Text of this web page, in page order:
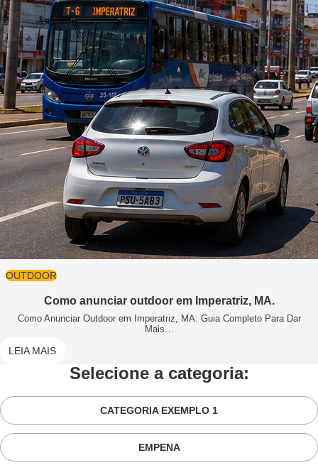
OUTDOOR
Como anunciar outdoor em Imperatriz, MA.
Como Anunciar Outdoor em Imperatriz, MA: Guia Completo Para Dar
Mais…
LEIA MAIS
Selecione a categoria:
CATEGORIA EXEMPLO 1
EMPENA